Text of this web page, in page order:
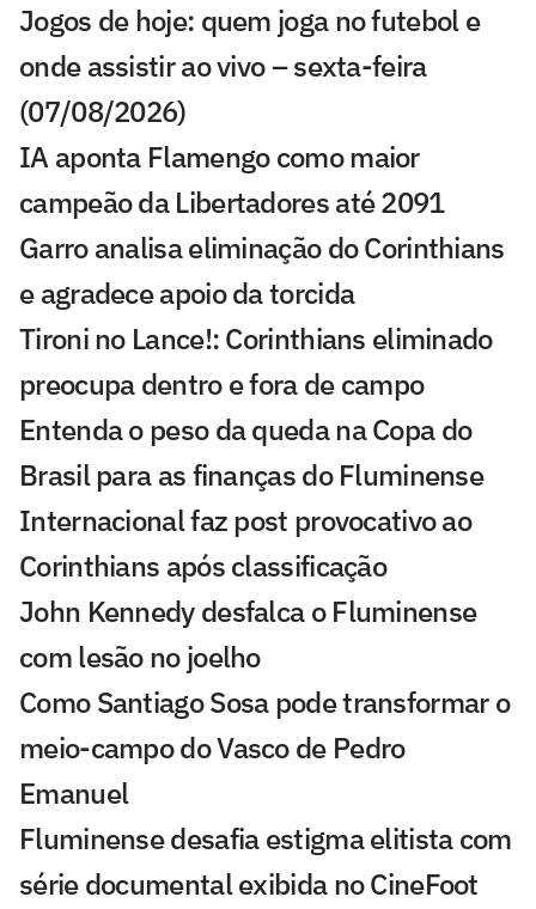
Jogos de hoje: quem joga no futebol e
onde assistir ao vivo – sexta-feira
(07/08/2026)
IA aponta Flamengo como maior
campeão da Libertadores até 2091
Garro analisa eliminação do Corinthians
e agradece apoio da torcida
Tironi no Lance!: Corinthians eliminado
preocupa dentro e fora de campo
Entenda o peso da queda na Copa do
Brasil para as finanças do Fluminense
Internacional faz post provocativo ao
Corinthians após classificação
John Kennedy desfalca o Fluminense
com lesão no joelho
Como Santiago Sosa pode transformar o
meio-campo do Vasco de Pedro
Emanuel
Fluminense desafia estigma elitista com
série documental exibida no CineFoot